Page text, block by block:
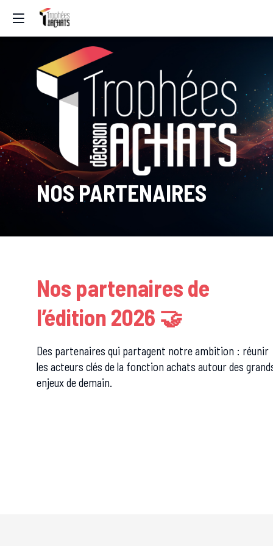
NOS PARTENAIRES
Nos partenaires de
l’édition 2026 🤝
Des partenaires qui partagent notre ambition : réunir
les acteurs clés de la fonction achats autour des
enjeux de demain.